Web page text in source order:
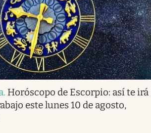
. Horóscopo de Escorpio: así te irá
este lunes 10 de agosto,